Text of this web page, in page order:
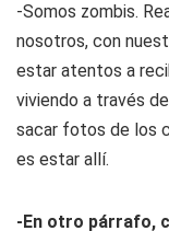
-Somos zombis.
nosotros, con
estar atentos a
viviendo a través
sacar fotos de los
es estar allí.
-En otro párrafo,